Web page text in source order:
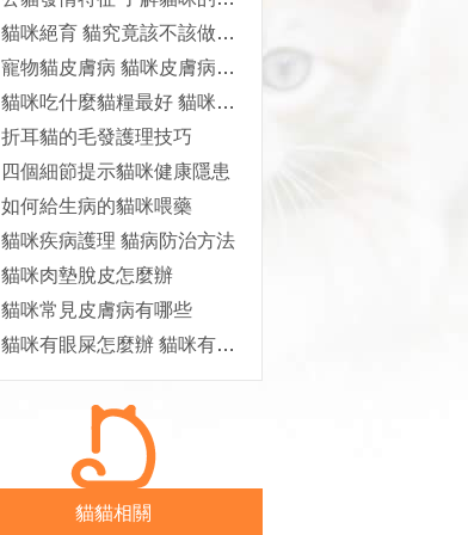
貓咪絕育 貓究竟該不該做絕育
寵物貓皮膚病 貓咪皮膚病有哪些
貓咪吃什麼貓糧最好 貓咪貓糧分類
折耳貓的毛發護理技巧
四個細節提示貓咪健康隱患
如何給生病的貓咪喂藥
貓咪疾病護理 貓病防治方法
貓咪肉墊脫皮怎麼辦
貓咪常見皮膚病有哪些
貓咪有眼屎怎麼辦 貓咪有眼屎治療方法
貓貓相關